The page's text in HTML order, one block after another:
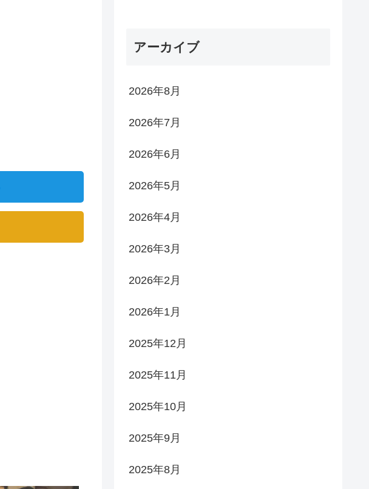
アーカイブ
2026年8月
2026年7月
2026年6月
2026年5月
2026年4月
2026年3月
2026年2月
2026年1月
2025年12月
2025年11月
2025年10月
2025年9月
2025年8月